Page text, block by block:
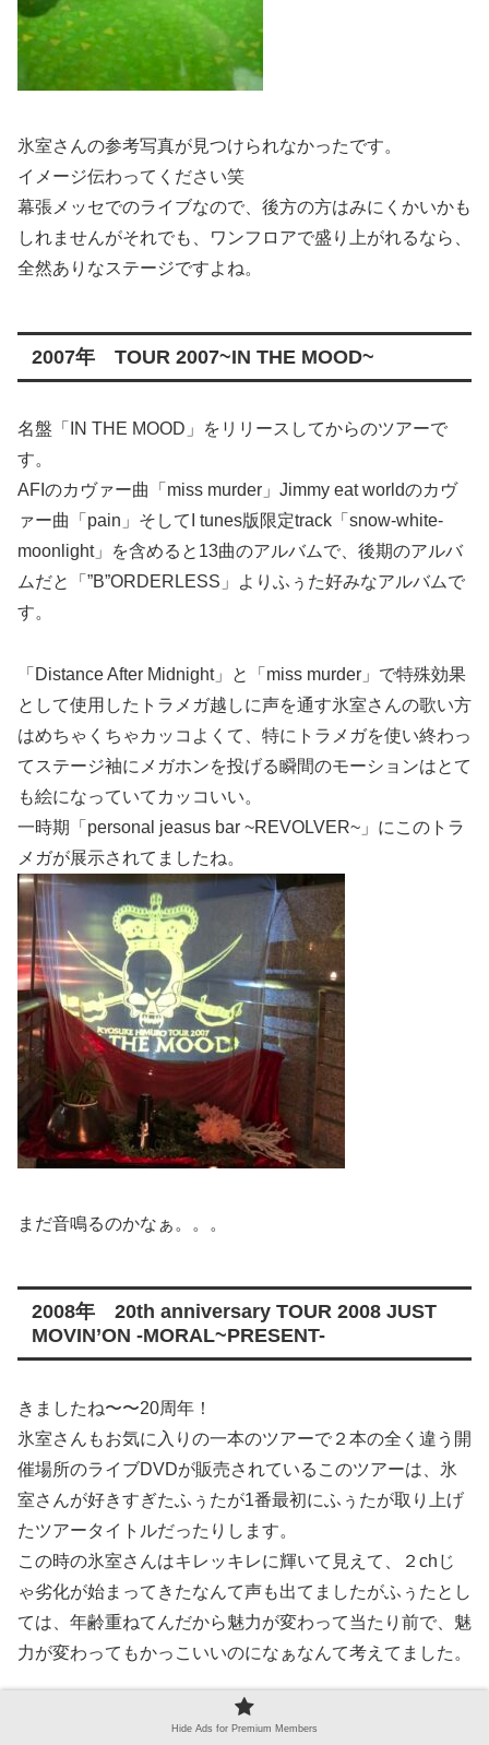
氷室さんの参考写真が見つけられなかったです。
イメージ伝わってください笑
幕張メッセでのライブなので、後方の方はみにくかいかも
しれませんがそれでも、ワンフロアで盛り上がれるなら、
全然ありなステージですよね。
2007年 TOUR 2007~IN THE MOOD~
名盤「IN THE MOOD」をリリースしてからのツアーで
す。
AFIのカヴァー曲「miss murder」Jimmy eat worldのカヴ
ァー曲「pain」そしてI tunes版限定track「snow-white-
moonlight」を含めると13曲のアルバムで、後期のアルバ
ムだと「”B”ORDERLESS」よりふぅた好みなアルバムで
す。
「Distance After Midnight」と「miss murder」で特殊効果
として使用したトラメガ越しに声を通す氷室さんの歌い方
はめちゃくちゃカッコよくて、特にトラメガを使い終わっ
てステージ袖にメガホンを投げる瞬間のモーションはとて
も絵になっていてカッコいい。
一時期「personal jeasus bar ~REVOLVER~」にこのトラ
メガが展示されてましたね。
まだ音鳴るのかなぁ。。。
2008年 20th anniversary TOUR 2008 JUST
MOVIN’ON -MORAL~PRESENT-
きましたね〜〜20周年！
氷室さんもお気に入りの一本のツアーで２本の全く違う開
催場所のライブDVDが販売されているこのツアーは、氷
室さんが好きすぎたふぅたが1番最初にふぅたが取り上げ
たツアータイトルだったりします。
この時の氷室さんはキレッキレに輝いて見えて、２chじ
ゃ劣化が始まってきたなんて声も出てましたがふぅたとし
ては、年齢重ねてんだから魅力が変わって当たり前で、魅
力が変わってもかっこいいのになぁなんて考えてました。
特にこの武道館のライブについては最高すぎるほどライブ
Hide Ads for Premium Members